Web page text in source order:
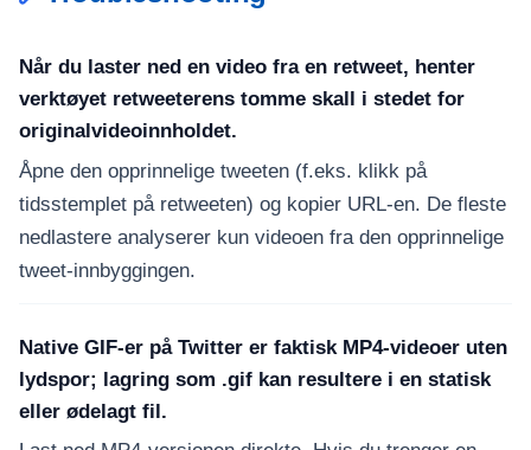
Når du laster ned en video fra en retweet, henter
verktøyet retweeterens tomme skall i stedet for
originalvideoinnholdet.
Åpne den opprinnelige tweeten (f.eks. klikk på
tidsstemplet på retweeten) og kopier URL-en. De fleste
nedlastere analyserer kun videoen fra den opprinnelige
tweet-innbyggingen.
Native GIF-er på Twitter er faktisk MP4-videoer uten
lydspor; lagring som .gif kan resultere i en statisk
eller ødelagt fil.